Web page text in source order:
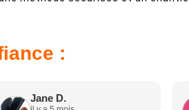
:
Jane D.